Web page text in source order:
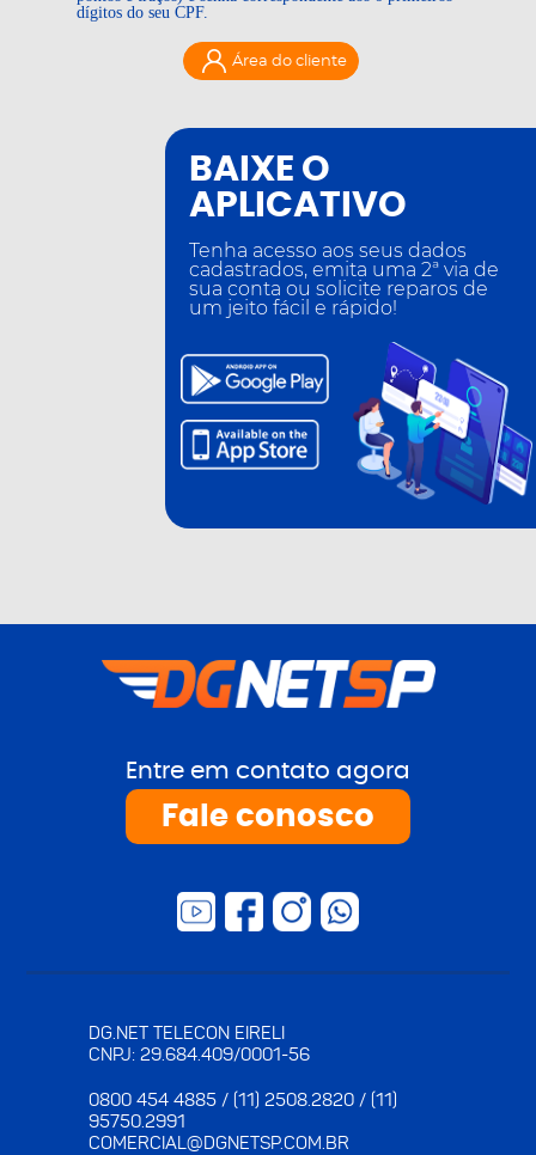
dígitos do seu CPF.
Área do cliente
BAIXE O
APLICATIVO
Tenha acesso aos seus dados
cadastrados, emita uma 2ª via de
sua conta ou solicite reparos de
um jeito fácil e rápido!
Entre em contato agora
Fale conosco
DG.NET TELECON EIRELI
CNPJ: 29.684.409/0001-56
0800 454 4885 / (11) 2508.2820 / (11)
95750.2991
COMERCIAL@DGNETSP.COM.BR